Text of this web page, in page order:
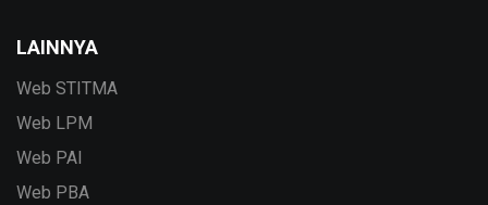
LAINNYA
Web STITMA
Web LPM
Web PAI
Web PBA